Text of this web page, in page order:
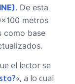
. De esta
metros
como base
el lector se
«, a lo cual